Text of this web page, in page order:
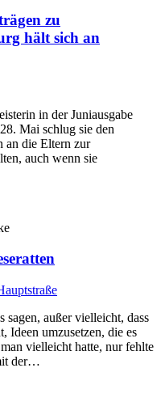
zu
hält sich an
in der Juniausgabe
Mai schlug sie den
an die Eltern zur
auch wenn sie
sagen, außer vielleicht, dass
Ideen umzusetzen, die es
vielleicht hatte, nur fehlte
der…